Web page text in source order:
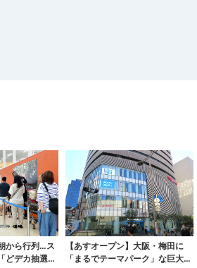
から行列…ス
どデカ抽選
【あすオープン】大阪・梅田に
「まるでテーマパーク」な巨大ス